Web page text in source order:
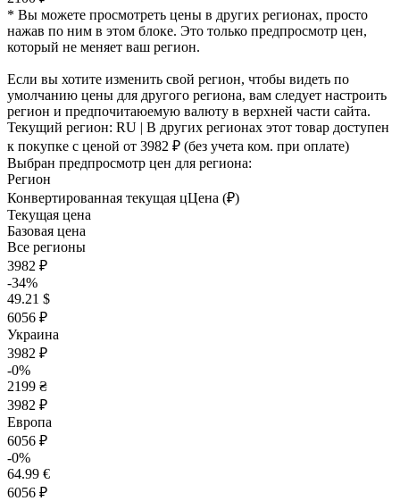
* Вы можете просмотреть цены в других регионах, просто
нажав по ним в этом блоке. Это только предпросмотр цен,
который не меняет ваш регион.
Если вы хотите изменить свой регион, чтобы видеть по
умолчанию цены для другого региона, вам следует настроить
регион и предпочитаюемую валюту в верхней части сайта.
Текущий регион: RU | В других регионах этот товар доступен
к покупке с ценой от 3982 ₽ (без учета ком. при оплате)
Выбран предпросмотр цен для региона:
Регион
Конвертированная текущая цЦена (₽)
Текущая цена
Базовая цена
Все регионы
3982 ₽
-34%
49.21 $
6056 ₽
Украина
3982 ₽
-0%
2199 ₴
3982 ₽
Европа
6056 ₽
-0%
64.99 €
6056 ₽